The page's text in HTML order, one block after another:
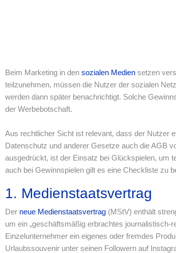
Beim Marketing in den sozialen Medien setzen
teilzunehmen, müssen die Nutzer der sozialen
werden dann später benachrichtigt. Solche
der Werbebotschaft.
Aus rechtlicher Sicht ist relevant, dass der Nutzer
Datenschutz und anderer Gesetze auch die AGB
ausgedrückt, ist der Einsatz bei Glückspielen, um
auch bei Gewinnspielen gilt es eine Checkliste zu
1. Medienstaatsvertrag
Der neue Medienstaatsvertrag (MStV) enthält
um ein „geschäftsmäßig erbrachtes journalistisch-
Einzelunternehmer ein eigenes oder fremdes
Urlaubssouvenir unter seinen Followern auf